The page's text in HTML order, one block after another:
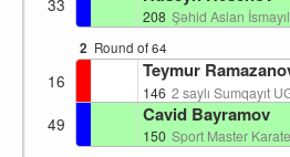
33
208 Şəhid Aslan
2 Round of 64
16 Teymur
146 2 saylı Sumqayıt
49 Cavid Bayramov
150 Sport Master